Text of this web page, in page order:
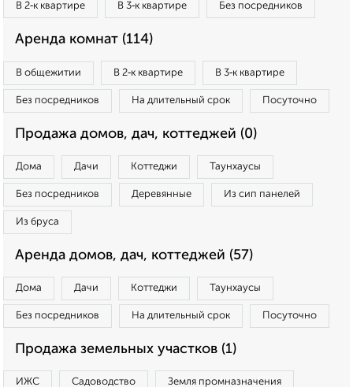
В 2‑к квартире В 3‑к квартире Без посредников
Аренда комнат (114)
В общежитии В 2‑к квартире В 3‑к квартире
Без посредников На длительный срок Посуточно
Продажа домов, дач, коттеджей (0)
Дома Дачи Коттеджи Таунхаусы
Без посредников Деревянные Из сип панелей
Из бруса
Аренда домов, дач, коттеджей (57)
Дома Дачи Коттеджи Таунхаусы
Без посредников На длительный срок Посуточно
Продажа земельных участков (1)
ИЖС Садоводство Земля промназначения